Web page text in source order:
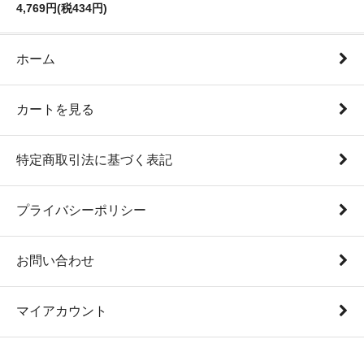
4,769円(税434円)
ホーム
カートを見る
特定商取引法に基づく表記
プライバシーポリシー
お問い合わせ
マイアカウント